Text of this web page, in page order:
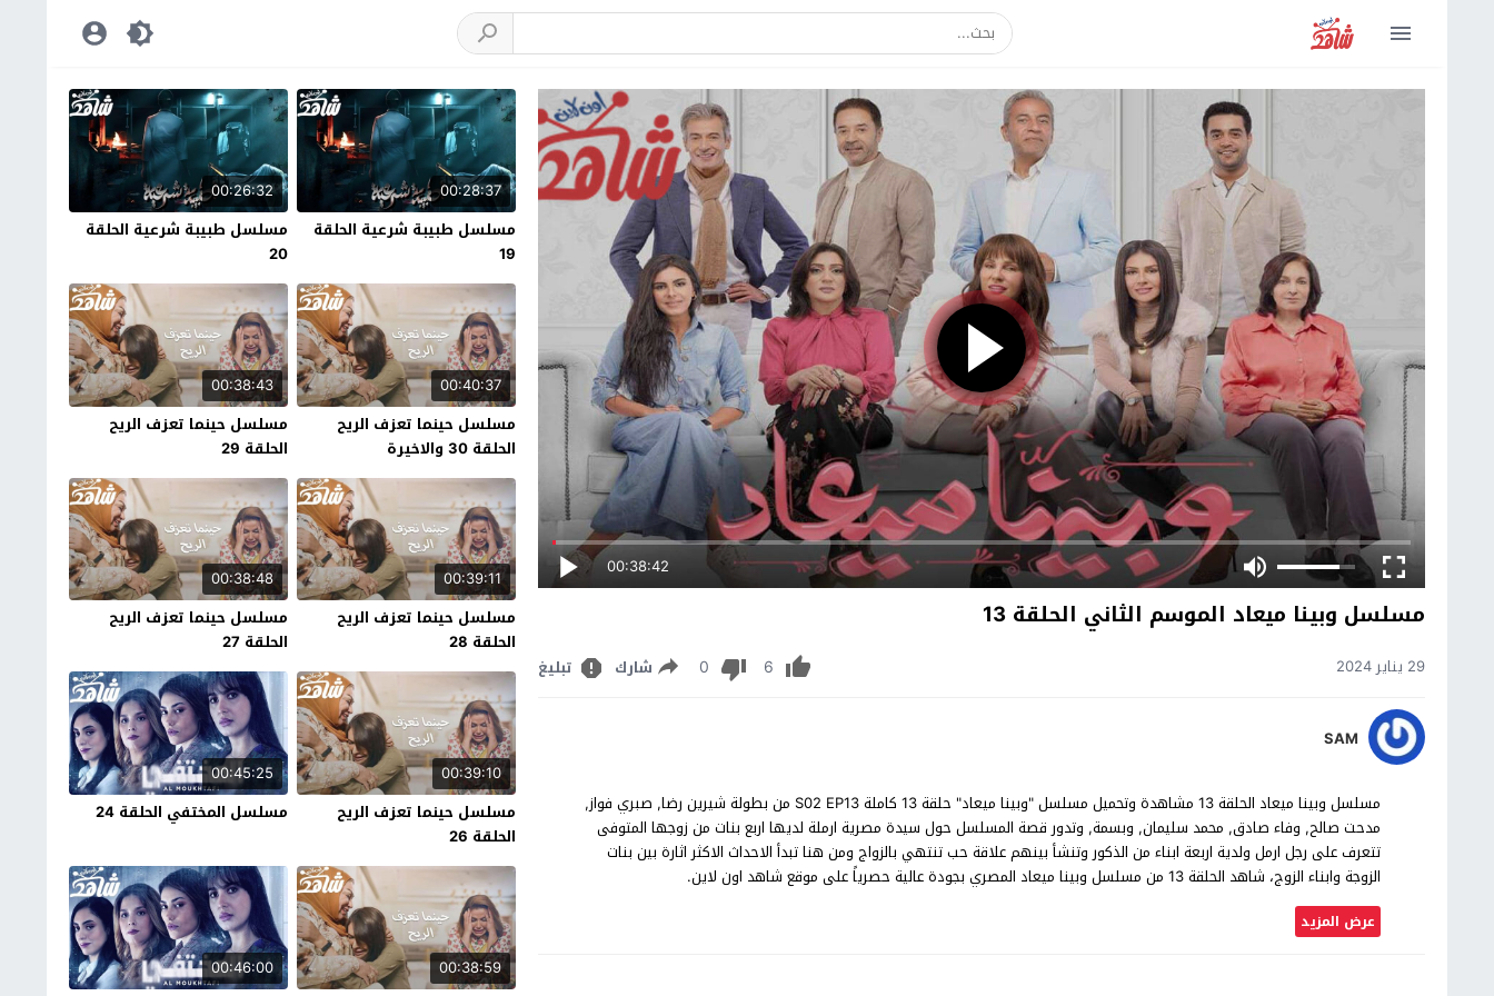
00:38:42
مسلسل وبينا ميعاد الموسم الثاني الحلقة 13
29 يناير 2024 6
0 شارك تبليغ
SAM
مسلسل وبينا ميعاد الحلقة 13 مشاهدة وتحميل مسلسل "وبينا ميعاد" حلقة 13 كاملة S02 EP13 من بطولة شيرين رضا, صبري فواز,
مدحت صالح, وفاء صادق, محمد سليمان, وبسمة, وتدور قصة المسلسل حول سيدة مصرية ارملة لديها اربع بنات من زوجها المتوفى
تتعرف على رجل ارمل ولدية اربعة ابناء من الذكور وتنشأ بينهم علاقة حب تنتهي بالزواج ومن هنا تبدأ الاحداث الاكثر اثارة بين بنات
الزوجة وابناء الزوج، شاهد الحلقة 13 من مسلسل وبينا ميعاد المصري بجودة عالية حصرياً على موقع شاهد اون لاين.
عرض المزيد
00:28:37
مسلسل طبيبة شرعية الحلقة
19
00:26:32
مسلسل طبيبة شرعية الحلقة
20
00:40:37
مسلسل حينما تعزف الريح
الحلقة 30 والاخيرة
00:38:43
مسلسل حينما تعزف الريح
الحلقة 29
00:39:11
مسلسل حينما تعزف الريح
الحلقة 28
00:38:48
مسلسل حينما تعزف الريح
الحلقة 27
00:39:10
مسلسل حينما تعزف الريح
الحلقة 26
00:45:25
مسلسل المختفي الحلقة 24
00:38:59
00:46:00